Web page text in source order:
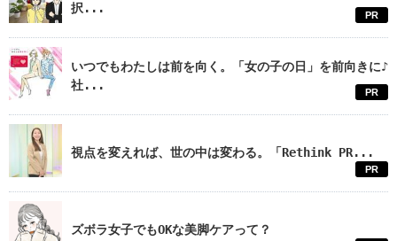
択...
PR
いつでもわたしは前を向く。「女の子の日」を前向きに♪
社...
PR
視点を変えれば、世の中は変わる。「Rethink PR...
PR
ズボラ女子でもOKな美脚ケアって？